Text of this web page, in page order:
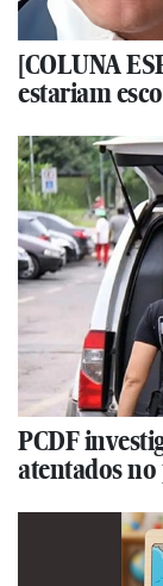
[COLUNA
estariam
PCDF
atentados